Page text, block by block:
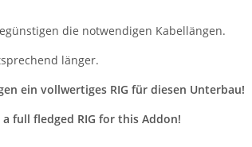
die notwendigen Kabellängen.
länger.
ein vollwertiges RIG für diesen Unterbau!
full fledged RIG for this Addon!